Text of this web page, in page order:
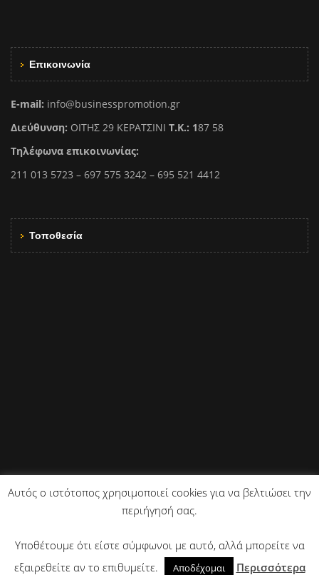
Επικοινωνία
E-mail: info@businesspromotion.gr
Διεύθυνση: ΟΙΤΗΣ 29 ΚΕΡΑΤΣΙΝΙ Τ.Κ.: 187 58
Τηλέφωνα επικοινωνίας:
211 013 5723 – 697 575 3242 – 695 521 4412
Τοποθεσία
Κέντρο Διαφήμισης
Κατασκευή Ιστοσελίδων - Διαφήμιση στο Ίντερνετ.
Αυτός ο ιστότοπος χρησιμοποιεί cookies για να βελτιώσει την
περιήγησή σας.
Υποθέτουμε ότι είστε σύμφωνοι με αυτό, αλλά μπορείτε να
εξαιρεθείτε αν το επιθυμείτε.
Αποδέχομαι Περισσότερα